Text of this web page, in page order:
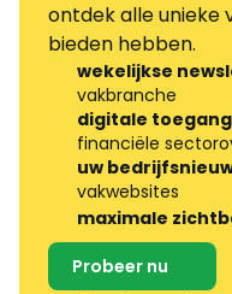
ontdek alle unieke
bieden hebben.
wekelijkse
vakbranche
digitale toegang
financiële
uw
vakwebsites
maximale
Probeer nu